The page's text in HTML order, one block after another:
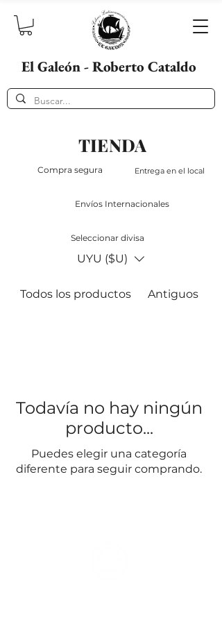
El Galeón - Roberto Cataldo
TIENDA
Compra segura Entrega en el local
Envíos Internacionales
Seleccionar divisa
UYU ($U)
Todos los productos Antiguos
Todavía no hay ningún
producto...
Puedes elegir una categoría
diferente para seguir comprando.